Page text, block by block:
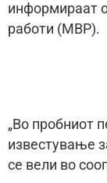
информираат
работи (МВР).
„Во пробниот
известување
се вели во